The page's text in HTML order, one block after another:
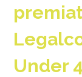
Under